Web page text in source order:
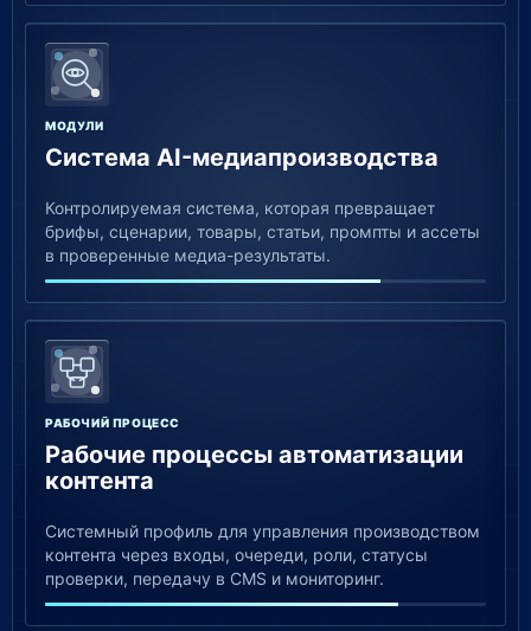
МОДУЛИ
Система AI-медиапроизводства
Контролируемая система, которая превращает
брифы, сценарии, товары, статьи, промпты и ассеты
в проверенные медиа-результаты.
РАБОЧИЙ ПРОЦЕСС
Рабочие процессы автоматизации
контента
Системный профиль для управления производством
контента через входы, очереди, роли, статусы
проверки, передачу в CMS и мониторинг.